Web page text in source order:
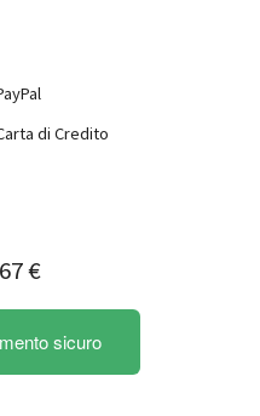
di Credito
€